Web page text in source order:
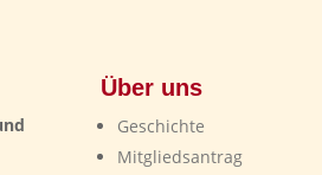
Über uns
Geschichte
Mitgliedsantrag